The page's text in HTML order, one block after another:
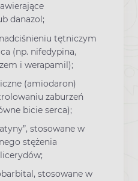
danazol;
tętniczym
(np. nifedypina,
i werapamil);
(amiodaron)
zaburzeń
bicie serca);
stosowane w
stężenia
stosowane w